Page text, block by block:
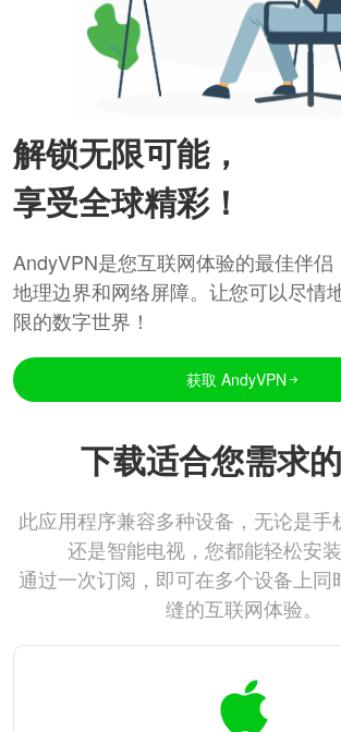
解锁无限可能，
享受全球精彩！
AndyVPN是您互联网体验的最佳伴侣
地理边界和网络屏障。让您可以尽情
限的数字世界！
获取 AndyVPN
下载适合您需求
此应用程序兼容多种设备，无论是手
还是智能电视，您都能轻松安装
通过一次订阅，即可在多个设备上同
缝的互联网体验。